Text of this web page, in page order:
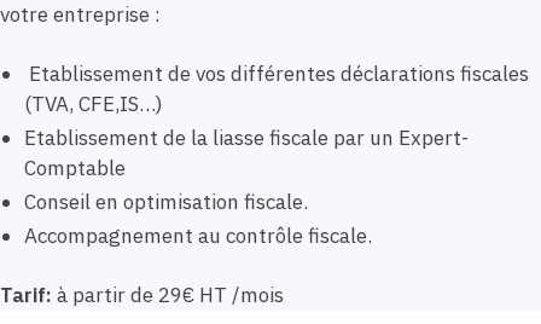
votre entreprise :
Etablissement de vos différentes déclarations fiscales
(TVA, CFE,IS…)
Etablissement de la liasse fiscale par un Expert-
Comptable
Conseil en optimisation fiscale.
Accompagnement au contrôle fiscale.
Tarif: à partir de 29€ HT /mois